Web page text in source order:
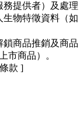
務提供者）及處理
物特徵資料（如
商品推銷及商品
市商品）。
款 ]